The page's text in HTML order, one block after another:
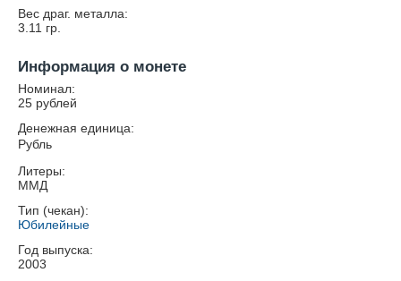
Вес драг. металла:
3.11 гр.
Информация о монете
Номинал:
25 рублей
Денежная единица:
Рубль
Литеры:
ММД
Тип (чекан):
Юбилейные
Год выпуска:
2003